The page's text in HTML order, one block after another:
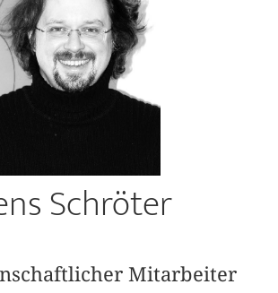
Schröter
Mitarbeiter